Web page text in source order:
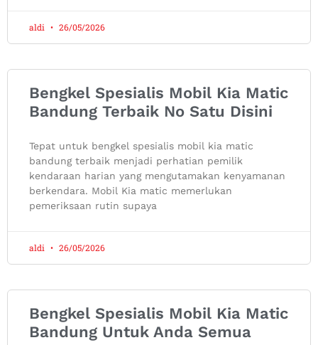
aldi 26/05/2026
Bengkel Spesialis Mobil Kia Matic
Bandung Terbaik No Satu Disini
Tepat untuk bengkel spesialis mobil kia matic
bandung terbaik menjadi perhatian pemilik
kendaraan harian yang mengutamakan kenyamanan
berkendara. Mobil Kia matic memerlukan
pemeriksaan rutin supaya
aldi 26/05/2026
Bengkel Spesialis Mobil Kia Matic
Bandung Untuk Anda Semua